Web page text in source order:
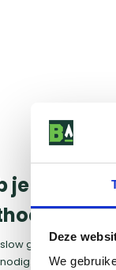
Deze
We
je nodig
grillmethode toe
Een essentieel